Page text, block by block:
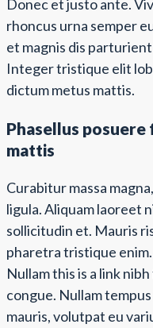
Donec et justo ante.
rhoncus urna semper
et magnis dis
Integer tristique elit
dictum metus mattis.
Phasellus
mattis
Curabitur massa
ligula. Aliquam laoreet
sollicitudin et. Mauris
pharetra tristique enim.
Nullam this is a link
congue. Nullam
mauris, volutpat eu